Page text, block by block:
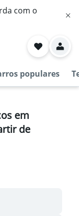
com o
populares
em
de